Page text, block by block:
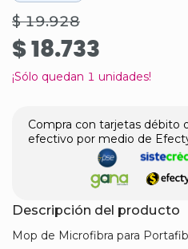
¡Sólo quedan 1 unidades!
$ 19.928
$ 18.733
Compra con tarjetas débito
efectivo por medio de
Descripción del producto
Mop de Microfibra para